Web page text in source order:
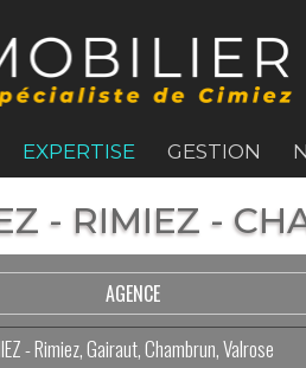
EXPERTISE GESTION
- RIMIEZ -
AGENCE
- Rimiez, Gairaut, Chambrun, Valrose